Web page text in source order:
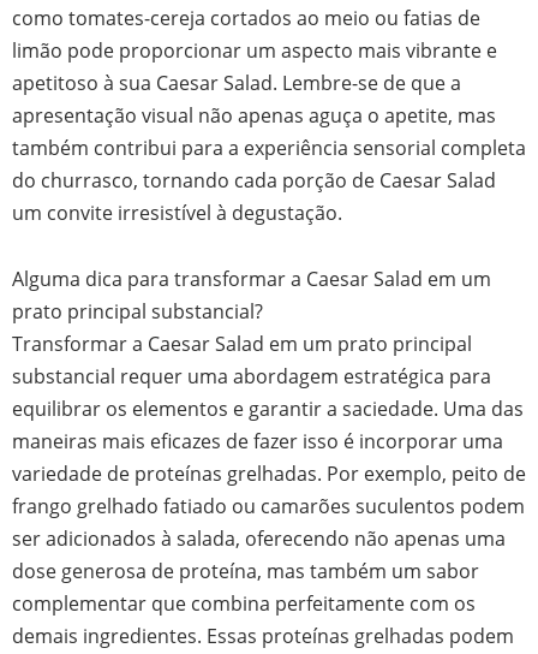
como tomates-cereja cortados ao meio ou fatias de
limão pode proporcionar um aspecto mais vibrante e
apetitoso à sua Caesar Salad. Lembre-se de que a
apresentação visual não apenas aguça o apetite, mas
também contribui para a experiência sensorial completa
do churrasco, tornando cada porção de Caesar Salad
um convite irresistível à degustação.
Alguma dica para transformar a Caesar Salad em um
prato principal substancial?
Transformar a Caesar Salad em um prato principal
substancial requer uma abordagem estratégica para
equilibrar os elementos e garantir a saciedade. Uma das
maneiras mais eficazes de fazer isso é incorporar uma
variedade de proteínas grelhadas. Por exemplo, peito de
frango grelhado fatiado ou camarões suculentos podem
ser adicionados à salada, oferecendo não apenas uma
dose generosa de proteína, mas também um sabor
complementar que combina perfeitamente com os
demais ingredientes. Essas proteínas grelhadas podem